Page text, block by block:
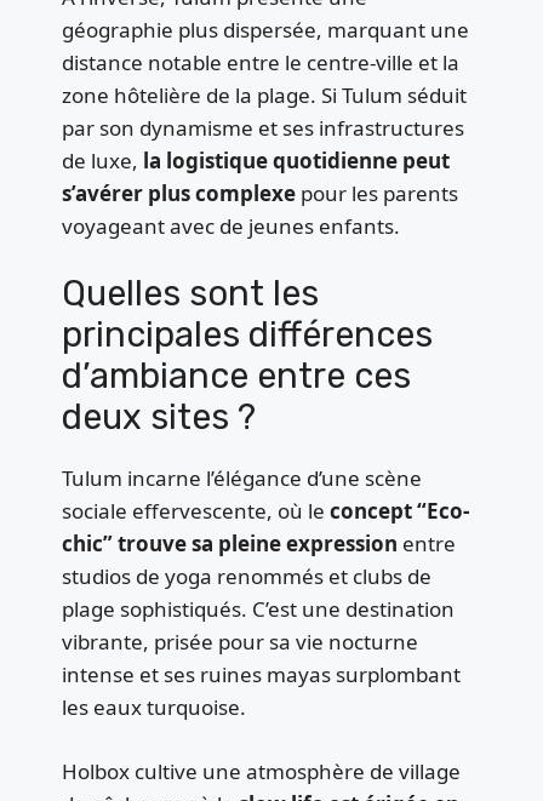
géographie plus dispersée, marquant une
distance notable entre le centre-ville et la
zone hôtelière de la plage. Si Tulum séduit
par son dynamisme et ses infrastructures
de luxe, la logistique quotidienne peut
s’avérer plus complexe pour les parents
voyageant avec de jeunes enfants.
Quelles sont les
principales différences
d’ambiance entre ces
deux sites ?
Tulum incarne l’élégance d’une scène
sociale effervescente, où leconcept “Eco-
chic” trouve sa pleine expression entre
studios de yoga renommés et clubs de
plage sophistiqués. C’est une destination
vibrante, prisée pour sa vie nocturne
intense et ses ruines mayas surplombant
les eaux turquoise.
Holbox cultive une atmosphère de village